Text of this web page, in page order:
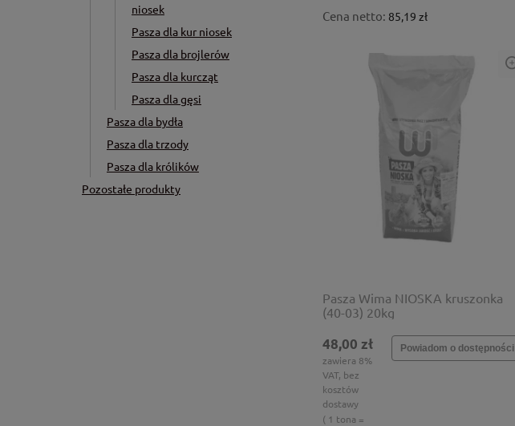
niosek
Pasza dla kur niosek
Pasza dla brojlerów
Pasza dla kurcząt
Pasza dla gęsi
Pasza dla bydła
Pasza dla trzody
Pasza dla królików
Pozostałe produkty
Cena netto: 85,19 zł
Pasza Wima NIOSKA kruszonka
(40-03) 20kg
48,00 zł
zawiera 8%
VAT, bez
kosztów
dostawy
( 1 tona =
Powiadom o dostępności